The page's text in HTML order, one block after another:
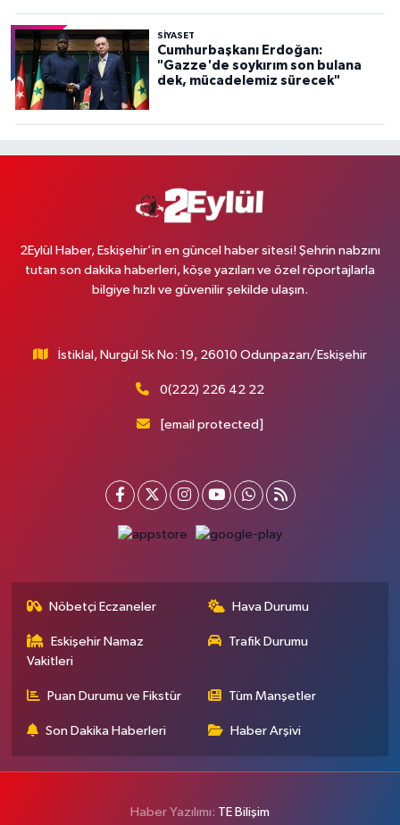
SİYASET
Cumhurbaşkanı Erdoğan:
"Gazze'de soykırım son bulana
dek, mücadelemiz sürecek"
2Eylül Haber, Eskişehir’in en güncel haber sitesi! Şehrin nabzını
tutan son dakika haberleri, köşe yazıları ve özel röportajlarla
bilgiye hızlı ve güvenilir şekilde ulaşın.
İstiklal, Nurgül Sk No: 19, 26010 Odunpazarı/Eskişehir
0(222) 226 42 22
[email protected]
Nöbetçi Eczaneler Hava Durumu
Eskişehir Namaz
Vakitleri
Trafik Durumu
Puan Durumu ve Fikstür Tüm Manşetler
Son Dakika Haberleri Haber Arşivi
Haber Yazılımı: TE Bilişim